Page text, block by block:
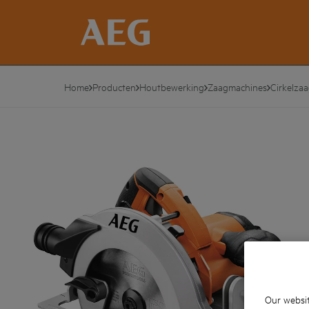
Home Producten Houtbewerking Zaagmachines
Our